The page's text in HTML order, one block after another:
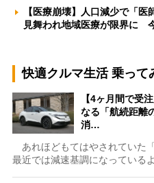
【医療崩壊】人口減少で「
見舞われ地域医療が限界に
快適クルマ生活 乗って
【4ヶ月間で受
なる「航続距離
消…
あれほどもてはやされていた
最近では減速基調になっている